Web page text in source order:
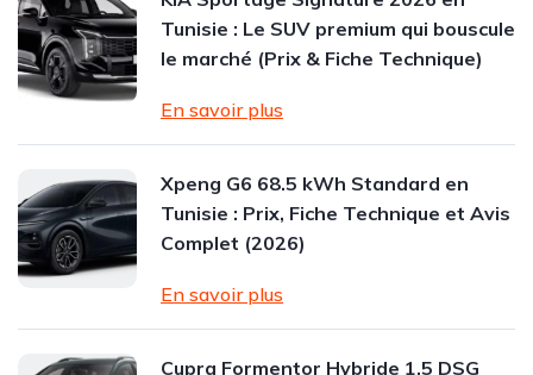
Tunisie : Le SUV premium qui bouscule
le marché (Prix & Fiche Technique)
En savoir plus
Xpeng G6 68.5 kWh Standard en
Tunisie : Prix, Fiche Technique et Avis
Complet (2026)
En savoir plus
Cupra Formentor Hybride 1.5 DSG